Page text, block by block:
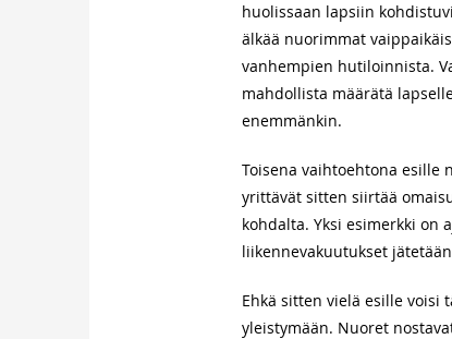
huolissaan lapsiin
älkää nuorimmat
vanhempien hutiloinnista.
mahdollista määrätä
enemmänkin.
Toisena vaihtoehtona esille
yrittävät sitten siirtää
kohdalta. Yksi esimerkki on
liikennevakuutukset
Ehkä sitten vielä esille voisi
yleistymään. Nuoret